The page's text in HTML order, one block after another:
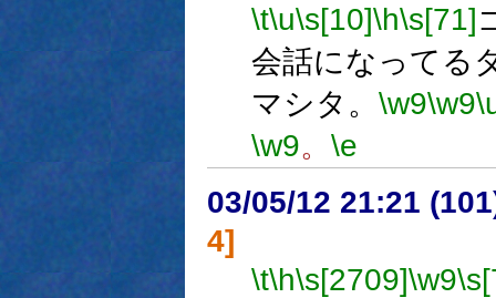
\t\u\s[10]\h\s[71]
会話になってる
マシタ。 \w9\w9
\w9。 \e
03/05/12 21:21
4]
\t\h\s[2709]\w9